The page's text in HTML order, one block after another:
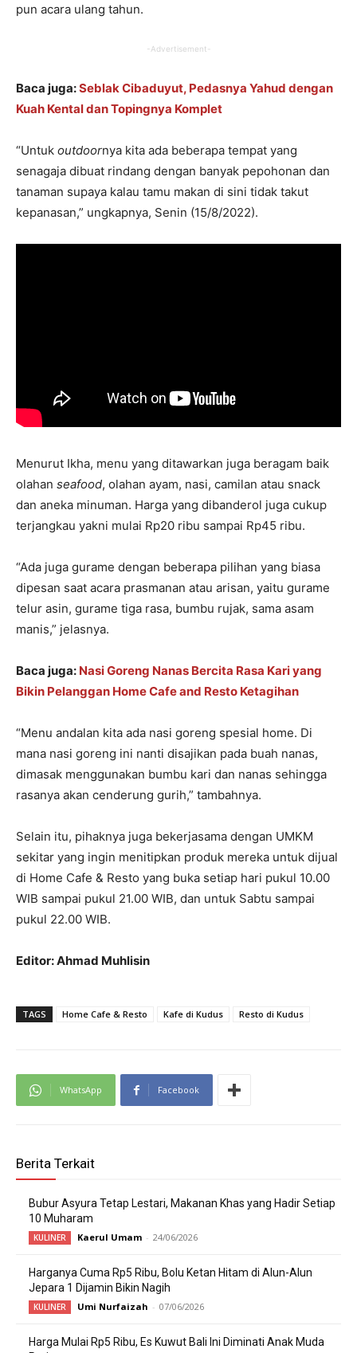
pun acara ulang tahun.
-Advertisement-
Baca juga:Seblak Cibaduyut, Pedasnya Yahud dengan
Kuah Kental dan Topingnya Komplet
“Untuk outdoornya kita ada beberapa tempat yang
senagaja dibuat rindang dengan banyak pepohonan dan
tanaman supaya kalau tamu makan di sini tidak takut
kepanasan,” ungkapnya, Senin (15/8/2022).
Menurut Ikha, menu yang ditawarkan juga beragam baik
olahan seafood, olahan ayam, nasi, camilan atau snack
dan aneka minuman. Harga yang dibanderol juga cukup
terjangkau yakni mulai Rp20 ribu sampai Rp45 ribu.
“Ada juga gurame dengan beberapa pilihan yang biasa
dipesan saat acara prasmanan atau arisan, yaitu gurame
telur asin, gurame tiga rasa, bumbu rujak, sama asam
manis,” jelasnya.
Baca juga: Nasi Goreng Nanas Bercita Rasa Kari yang
Bikin Pelanggan Home Cafe and Resto Ketagihan
“Menu andalan kita ada nasi goreng spesial home. Di
mana nasi goreng ini nanti disajikan pada buah nanas,
dimasak menggunakan bumbu kari dan nanas sehingga
rasanya akan cenderung gurih,” tambahnya.
Selain itu, pihaknya juga bekerjasama dengan UMKM
sekitar yang ingin menitipkan produk mereka untuk dijual
di Home Cafe & Resto yang buka setiap hari pukul 10.00
WIB sampai pukul 21.00 WIB, dan untuk Sabtu sampai
pukul 22.00 WIB.
Editor: Ahmad Muhlisin
TAGS Home Cafe & Resto Kafe di Kudus Resto di Kudus
WhatsApp Facebook
Berita Terkait
Bubur Asyura Tetap Lestari, Makanan Khas yang Hadir Setiap
10 Muharam
KULINER Kaerul Umam - 24/06/2026
Harganya Cuma Rp5 Ribu, Bolu Ketan Hitam di Alun-Alun
Jepara 1 Dijamin Bikin Nagih
KULINER Umi Nurfaizah - 07/06/2026
Harga Mulai Rp5 Ribu, Es Kuwut Bali Ini Diminati Anak Muda